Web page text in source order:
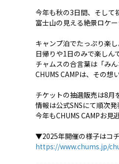
今年も秋の3日間、そして
富士山の見える絶景ロケ
キャンプ泊でたっぷり楽し
日帰りや1日のみで楽しん
チャムスの合言葉は「みん
CHUMS CAMPは、その想
チケットの抽選販売は8月
情報は公式SNSにて順次
今年もCHUMS CAMPお見
▼2025年開催の様子はコ
https://www.chums.jp/